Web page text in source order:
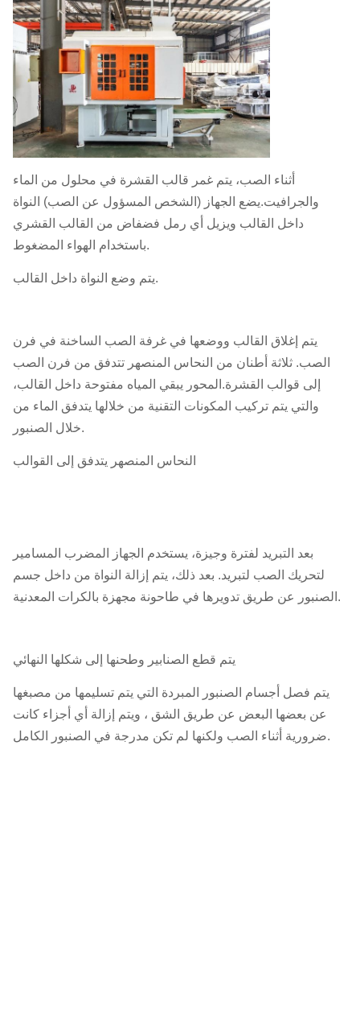
أثناء الصب، يتم غمر قالب القشرة في محلول من الماء
والجرافيت.يضع الجهاز (الشخص المسؤول عن الصب) النواة
داخل القالب ويزيل أي رمل فضفاض من القالب القشري
باستخدام الهواء المضغوط.
يتم وضع النواة داخل القالب.
يتم إغلاق القالب ووضعها في غرفة الصب الساخنة في فرن
الصب. ثلاثة أطنان من النحاس المنصهر تتدفق من فرن الصب
إلى قوالب القشرة.المحور يبقي المياه مفتوحة داخل القالب،
والتي يتم تركيب المكونات التقنية من خلالها يتدفق الماء من
خلال الصنبور.
النحاس المنصهر يتدفق إلى القوالب
بعد التبريد لفترة وجيزة، يستخدم الجهاز المضرب المسامير
لتحريك الصب لتبريد. بعد ذلك، يتم إزالة النواة من داخل جسم
الصنبور عن طريق تدويرها في طاحونة مجهزة بالكرات المعدنية.
يتم قطع الصنابير وطحنها إلى شكلها النهائي
يتم فصل أجسام الصنبور المبردة التي يتم تسليمها من مصبغها
عن بعضها البعض عن طريق الشق ، ويتم إزالة أي أجزاء كانت
ضرورية أثناء الصب ولكنها لم تكن مدرجة في الصنبور الكامل.